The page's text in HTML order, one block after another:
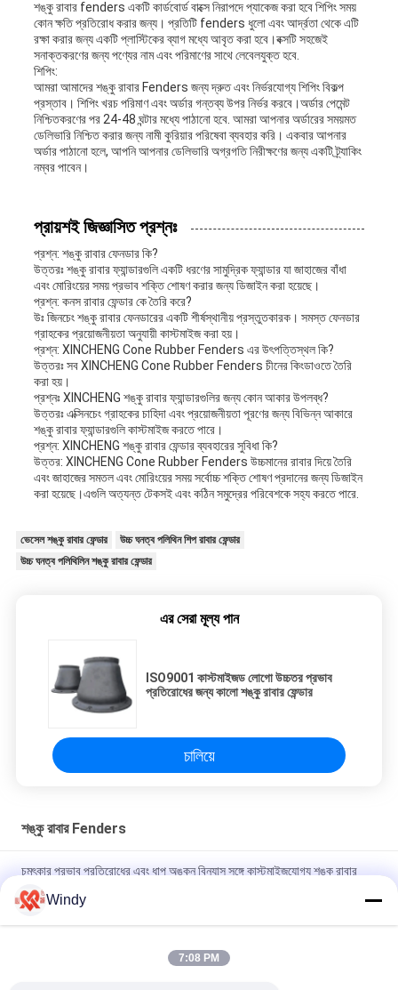
শঙ্কু রাবার fenders একটি কার্ডবোর্ড বাক্সে নিরাপদে প্যাকেজ করা হবে শিপিং সময়
কোন ক্ষতি প্রতিরোধ করার জন্য। প্রতিটি fenders ধুলো এবং আর্দ্রতা থেকে এটি
রক্ষা করার জন্য একটি প্লাস্টিকের ব্যাগ মধ্যে আবৃত করা হবে।বক্সটি সহজেই
সনাক্তকরণের জন্য পণ্যের নাম এবং পরিমাণের সাথে লেবেলযুক্ত হবে.
শিপিং:
আমরা আমাদের শঙ্কু রাবার Fenders জন্য দ্রুত এবং নির্ভরযোগ্য শিপিং বিকল্প
প্রস্তাব। শিপিং খরচ পরিমাণ এবং অর্ডার গন্তব্য উপর নির্ভর করবে।অর্ডার পেমেন্ট
নিশ্চিতকরণের পর 24-48 ঘন্টার মধ্যে পাঠানো হবে. আমরা আপনার অর্ডারের সময়মত
ডেলিভারি নিশ্চিত করার জন্য নামী কুরিয়ার পরিষেবা ব্যবহার করি। একবার আপনার
অর্ডার পাঠানো হলে, আপনি আপনার ডেলিভারি অগ্রগতি নিরীক্ষণের জন্য একটি ট্র্যাকিং
নম্বর পাবেন।
প্রায়শই জিজ্ঞাসিত প্রশ্নঃ
প্রশ্ন: শঙ্কু রাবার ফেনডার কি?
উত্তরঃ শঙ্কু রাবার ফ্যান্ডারগুলি একটি ধরণের সামুদ্রিক ফ্যান্ডার যা জাহাজের বাঁধা
এবং মোরিংয়ের সময় প্রভাব শক্তি শোষণ করার জন্য ডিজাইন করা হয়েছে।
প্রশ্ন: কনস রাবার ফেন্ডার কে তৈরি করে?
উঃ জিনচেং শঙ্কু রাবার ফেনডারের একটি শীর্ষস্থানীয় প্রস্তুতকারক। সমস্ত ফেনডার
গ্রাহকের প্রয়োজনীয়তা অনুযায়ী কাস্টমাইজ করা হয়।
প্রশ্ন: XINCHENG Cone Rubber Fenders এর উৎপত্তিস্থল কি?
উত্তরঃ সব XINCHENG Cone Rubber Fenders চীনের কিংডাওতে তৈরি
করা হয়।
প্রশ্নঃ XINCHENG শঙ্কু রাবার ফ্যান্ডারগুলির জন্য কোন আকার উপলব্ধ?
উত্তরঃ এক্সিনচেং গ্রাহকের চাহিদা এবং প্রয়োজনীয়তা পূরণের জন্য বিভিন্ন আকারে
শঙ্কু রাবার ফ্যান্ডারগুলি কাস্টমাইজ করতে পারে।
প্রশ্ন: XINCHENG শঙ্কু রাবার ফেন্ডার ব্যবহারের সুবিধা কি?
উত্তর: XINCHENG Cone Rubber Fenders উচ্চমানের রাবার দিয়ে তৈরি
এবং জাহাজের সমতল এবং মোরিংয়ের সময় সর্বোচ্চ শক্তি শোষণ প্রদানের জন্য ডিজাইন
করা হয়েছে।এগুলি অত্যন্ত টেকসই এবং কঠিন সমুদ্রের পরিবেশকে সহ্য করতে পারে.
ভেসেল শঙ্কু রাবার ফেন্ডার
উচ্চ ঘনত্ব পলিথিন শিপ রাবার ফেন্ডার
উচ্চ ঘনত্ব পলিথিলিন শঙ্কু রাবার ফেন্ডার
এর সেরা মূল্য পান
ISO9001 কাস্টমাইজড লোগো উচ্চতর প্রভাব
প্রতিরোধের জন্য কালো শঙ্কু রাবার ফেন্ডার
চালিয়ে
শঙ্কু রাবার Fenders
চমৎকার প্রভাব প্রতিরোধের এবং ধাপ অঙ্কন বিন্যাস সঙ্গে কাস্টমাইজযোগ্য শঙ্কু রাবার
fenders
স্টেপ অঙ্কন বিন্যাস শঙ্কু রাবার Fender কাস্টম ডিজাইন আবহাওয়া প্রতিরোধের জন্য
Windy
7:08 PM